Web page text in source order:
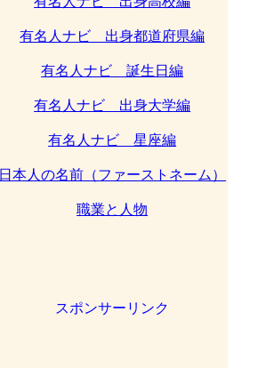
有名人ナビ 出身都道府県編
有名人ナビ 誕生日編
有名人ナビ 出身大学編
有名人ナビ 星座編
日本人の名前（ファーストネーム）
職業と人物
スポンサーリンク